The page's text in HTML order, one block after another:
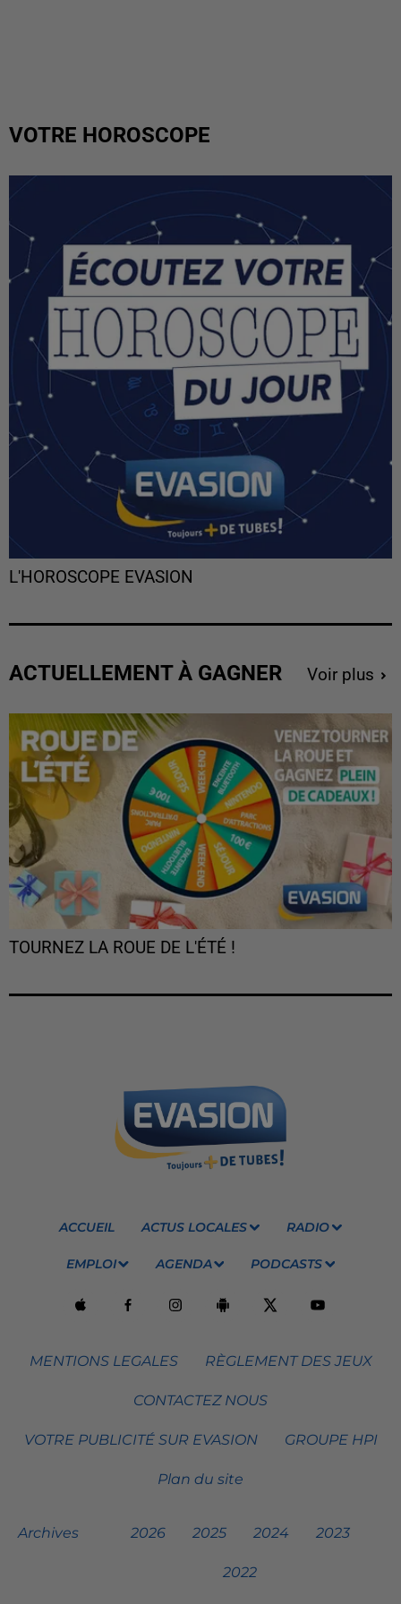
VOTRE HOROSCOPE
L'HOROSCOPE EVASION
ACTUELLEMENT À GAGNER Voir plus
TOURNEZ LA ROUE DE L'ÉTÉ !
ACCUEIL ACTUS LOCALES RADIO
EMPLOI AGENDA PODCASTS
MENTIONS LEGALES RÈGLEMENT DES JEUX
CONTACTEZ NOUS
VOTRE PUBLICITÉ SUR EVASION GROUPE HPI
Plan du site
Archives 2026 2025 2024 2023
2022